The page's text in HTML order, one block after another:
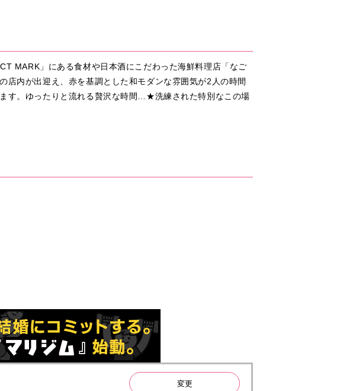
MARK」にある食材や日本酒にこだわった海鮮料理店「なご
店内が出迎え、赤を基調とした和モダンな雰囲気が2人の時間
す。ゆったりと流れる贅沢な時間…★洗練された特別なこの場
変更